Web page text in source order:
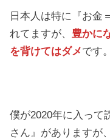
日本人は特に『お金
れてますが、豊かに
を背けてはダメです。
僕が2020年に入って
さん』がありますが